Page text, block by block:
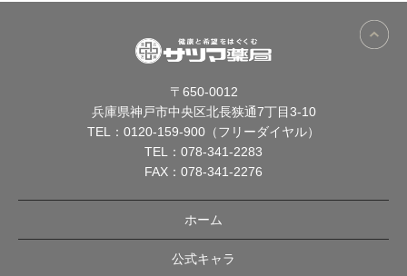
〒650-0012
兵庫県神戸市中央区北長狭通7丁目3-10
TEL： 0120-159-900（フリーダイヤル）
TEL： 078-341-2283
FAX：078-341-2276
ホーム
公式キャラ